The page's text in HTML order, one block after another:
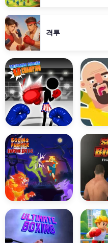
격투